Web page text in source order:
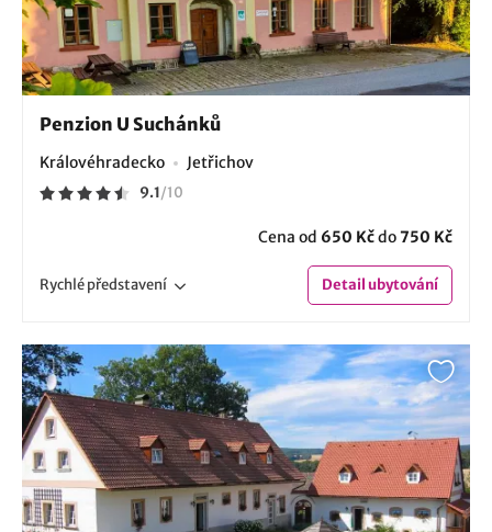
Penzion U Suchánků
Královéhradecko Jetřichov
9.1/10
Cena od 650 Kčdo750 Kč
Rychlépředstavení Detailubytování